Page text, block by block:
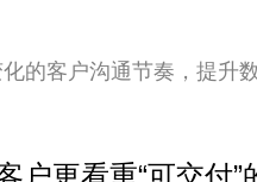
的客户沟通节奏，提升